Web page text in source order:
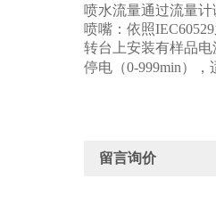
喷水流量通过流量
喷嘴：依照
转台上安装有样品
停电（0-999min）
留言询价